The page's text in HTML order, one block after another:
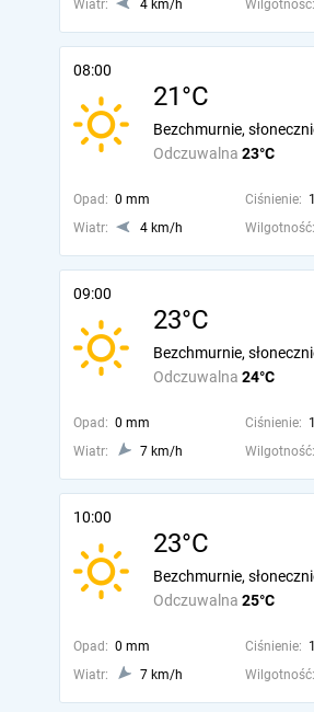
Wiatr: 4 km/h Wilgotność:
08:00
21°C
Odczuwalna 23°C
Bezchmurnie,
Opad: 0 mm Ciśnienie:
Wiatr:
4 km/h Wilgotność:
09:00
23°C
Odczuwalna 24°C
Bezchmurnie,
Opad: 0 mm Ciśnienie:
Wiatr:
7 km/h Wilgotność:
10:00
23°C
Odczuwalna 25°C
Bezchmurnie,
Opad: 0 mm Ciśnienie:
Wiatr:
7 km/h Wilgotność: